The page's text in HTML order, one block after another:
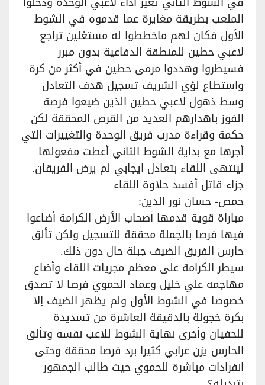
الملعب بطريقة مغايرة عما قدموه في الشوط
الأول فكان لهم ماخططوا له مستغلين تراجع
لاعبي حطين للمنطقة الدفاعية بدون مبرر
فسيطروا وهددوا مرمى حطين في أكثر من كرة
واستطاع لؤي الشريف تسجيل هدف التعادل
وسط ذهول لاعبي حطين الذين ضيعوا فرصة
الفوز باهدارهم العديد من القرص المحققة لكن
حكمة وقراءة مدرب فريق الوحدة والتغييرات التي
أجرها مع بداية الشوط الثاني أعطت مفعولها
لينتهى اللقاء بتعادل ايجابي لم يرض الفريقان.
جزاء قاتل أفسد حلاوة اللقاء
حمص- حسان نور الدين:
مباراة قوية قدمها أصحاب الأرض الكرامة أضاعوا
فيها فرصا بالجملة محققة للتسجيل ولكن تألق
حارس الفريق الضيف جبلة حال دون ذلك.
سيطر الكرامة على معظم مجريات اللقاء وأضاع
مهاجمه علي خليل وعماد الحموي فرصا لا تصدق
خصوصا في الشوط الأول ولم يظهر الضيف إلا
بكرة خجولة بالدقيقة العاشرة من تسديدة
للحفيان وأخرى نهاية الشوط للاعب نفسه وتألق
الحارس يزن عرابي كثيرا برد فرصا محققة وحتى
انفرادات مباشرة للحموي حيث طالب الجمهور